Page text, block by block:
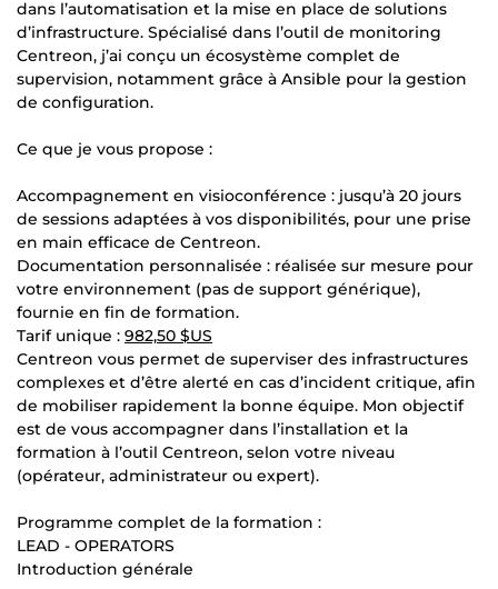
dans l’automatisation et la mise en place de solutions
d’infrastructure. Spécialisé dans l’outil de monitoring
Centreon, j’ai conçu un écosystème complet de
supervision, notamment grâce à Ansible pour la gestion
de configuration.
Ce que je vous propose :
Accompagnement en visioconférence : jusqu’à 20 jours
de sessions adaptées à vos disponibilités, pour une prise
en main efficace de Centreon.
Documentation personnalisée : réalisée sur mesure pour
votre environnement (pas de support générique),
fournie en fin de formation.
Tarif unique : 982,50 $US
Centreon vous permet de superviser des infrastructures
complexes et d’être alerté en cas d’incident critique, afin
de mobiliser rapidement la bonne équipe. Mon objectif
est de vous accompagner dans l’installation et la
formation à l’outil Centreon, selon votre niveau
(opérateur, administrateur ou expert).
Programme complet de la formation :
LEAD - OPERATORS
Introduction générale